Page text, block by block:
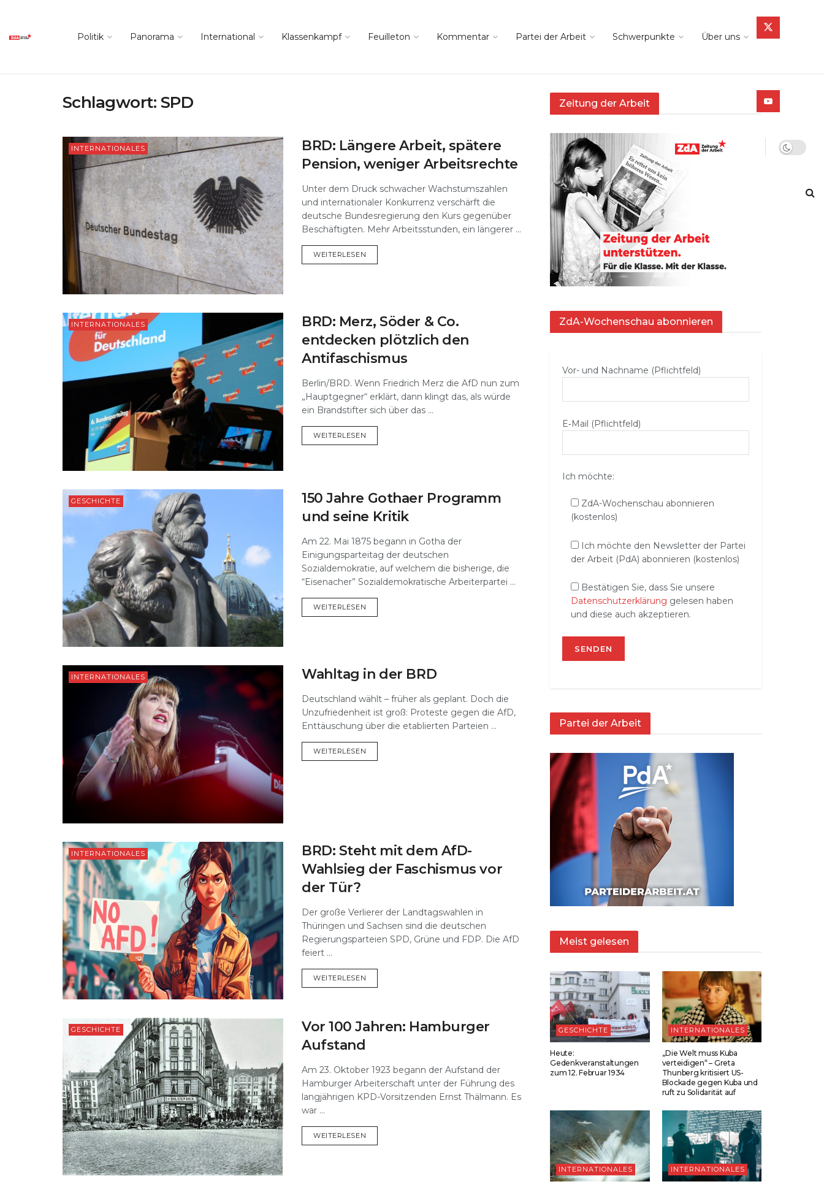
Politik Panorama International Klassenkampf Feuilleton Kommentar Partei der Arbeit Schwerpunkte Über uns
Schlagwort: SPD
INTERNATIONALES
BRD: Längere Arbeit, spätere
Pension, weniger Arbeitsrechte
Unter dem Druck schwacher Wachstumszahlen
und internationaler Konkurrenz verschärft die
deutsche Bundesregierung den Kurs gegenüber
Beschäftigten. Mehr Arbeitsstunden, ein längerer ...
WEITERLESEN
INTERNATIONALES
BRD: Merz, Söder & Co.
entdecken plötzlich den
Antifaschismus
Berlin/BRD. Wenn Friedrich Merz die AfD nun zum
„Hauptgegner“ erklärt, dann klingt das, als würde
ein Brandstifter sich über das ...
WEITERLESEN
GESCHICHTE
150 Jahre Gothaer Programm
und seine Kritik
Am 22. Mai 1875 begann in Gotha der
Einigungsparteitag der deutschen
Sozialdemokratie, auf welchem die bisherige, die
“Eisenacher” Sozialdemokratische Arbeiterpartei ...
WEITERLESEN
INTERNATIONALES Wahltag in der BRD
Deutschland wählt – früher als geplant. Doch die
Unzufriedenheit ist groß: Proteste gegen die AfD,
Enttäuschung über die etablierten Parteien ...
WEITERLESEN
INTERNATIONALES
BRD: Steht mit dem AfD-
Wahlsieg der Faschismus vor
der Tür?
Der große Verlierer der Landtagswahlen in
Thüringen und Sachsen sind die deutschen
Regierungsparteien SPD, Grüne und FDP. Die AfD
feiert ...
WEITERLESEN
GESCHICHTE
Vor 100 Jahren: Hamburger
Aufstand
Am 23. Oktober 1923 begann der Aufstand der
Hamburger Arbeiterschaft unter der Führung des
langjährigen KPD-Vorsitzenden Ernst Thälmann. Es
war ...
WEITERLESEN
Zeitung der Arbeit
ZdA-Wochenschau abonnieren
Vor- und Nachname (Pflichtfeld)
E‑Mail (Pflichtfeld)
Ich möchte:
ZdA-Wochenschau abonnieren
(kostenlos)
Ich möchte den Newsletter der Partei
der Arbeit (PdA) abonnieren (kostenlos)
Bestätigen Sie, dass Sie unsere
Datenschutzerklärung gelesen haben
und diese auch akzeptieren.
Partei der Arbeit
Meist gelesen
GESCHICHTE
Heute:
Gedenkveranstaltungen
zum 12. Februar 1934
INTERNATIONALES
„Die Welt muss Kuba
verteidigen“ – Greta
Thunberg kritisiert US-
Blockade gegen Kuba und
ruft zu Solidarität auf
INTERNATIONALES INTERNATIONALES